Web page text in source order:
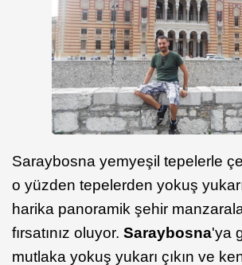
Saraybosna yemyeşil tepelerle
o yüzden tepelerden yokuş yukarı
harika panoramik şehir
fırsatınız oluyor. Saraybosna'ya
mutlaka yokuş yukarı çıkın ve